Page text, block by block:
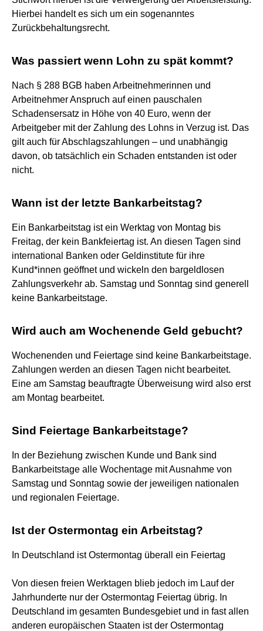
Hierbei handelt es sich um ein sogenanntes
Zurückbehaltungsrecht.
Was passiert wenn Lohn zu spät kommt?
Nach § 288 BGB haben Arbeitnehmerinnen und
Arbeitnehmer Anspruch auf einen pauschalen
Schadensersatz in Höhe von 40 Euro, wenn der
Arbeitgeber mit der Zahlung des Lohns in Verzug ist. Das
gilt auch für Abschlagszahlungen – und unabhängig
davon, ob tatsächlich ein Schaden entstanden ist oder
nicht.
Wann ist der letzte Bankarbeitstag?
Ein Bankarbeitstag ist ein Werktag von Montag bis
Freitag, der kein Bankfeiertag ist. An diesen Tagen sind
international Banken oder Geldinstitute für ihre
Kund*innen geöffnet und wickeln den bargeldlosen
Zahlungsverkehr ab. Samstag und Sonntag sind generell
keine Bankarbeitstage.
Wird auch am Wochenende Geld gebucht?
Wochenenden und Feiertage sind keine Bankarbeitstage.
Zahlungen werden an diesen Tagen nicht bearbeitet.
Eine am Samstag beauftragte Überweisung wird also erst
am Montag bearbeitet.
Sind Feiertage Bankarbeitstage?
In der Beziehung zwischen Kunde und Bank sind
Bankarbeitstage alle Wochentage mit Ausnahme von
Samstag und Sonntag sowie der jeweiligen nationalen
und regionalen Feiertage.
Ist der Ostermontag ein Arbeitstag?
In Deutschland ist Ostermontag überall ein Feiertag
Von diesen freien Werktagen blieb jedoch im Lauf der
Jahrhunderte nur der Ostermontag Feiertag übrig. In
Deutschland im gesamten Bundesgebiet und in fast allen
anderen europäischen Staaten ist der Ostermontag